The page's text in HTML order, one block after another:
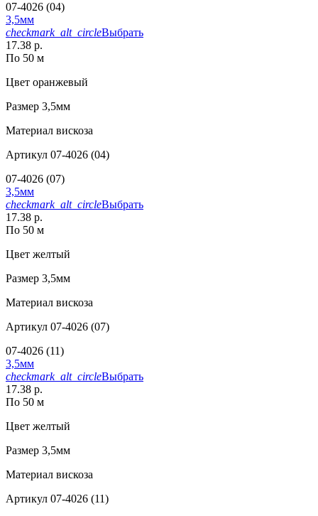
07-4026 (04)
3,5мм
checkmark_alt_circleВыбрать
17.38 р.
По 50 м
Цвет оранжевый
Размер 3,5мм
Материал вискоза
Артикул 07-4026 (04)
07-4026 (07)
3,5мм
checkmark_alt_circleВыбрать
17.38 р.
По 50 м
Цвет желтый
Размер 3,5мм
Материал вискоза
Артикул 07-4026 (07)
07-4026 (11)
3,5мм
checkmark_alt_circleВыбрать
17.38 р.
По 50 м
Цвет желтый
Размер 3,5мм
Материал вискоза
Артикул 07-4026 (11)